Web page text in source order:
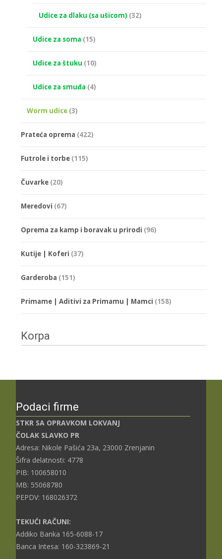
Udice za dlaku (sa ušicom) (32)
Udice za soma (15)
Udice za štuku (10)
Udice za smuđa (4)
Worm udice (3)
Prateća oprema (422)
Futrole i torbe (115)
Čuvarke (20)
Meredovi (67)
Oprema za kamp i boravak u prirodi (96)
Kutije | Koferi (37)
Garderoba (151)
Primame | Aditivi za Primamu | Mamci (158)
Korpa
Podaci firme
STKR SA OPRAVKOM LOKVANJ
ČOLAK SLAVKO PR
Adresa: Nikole Pašića 23a, 23000 Zrenjanin
Šifra delatnosti: 4778
PIB: 100658010
MB: 55068780
PEPDV: 168026372
TEKUĆI RAČUNI:
Addiko Banka 165-6088-17
Banca Intesa: 160-323869-21